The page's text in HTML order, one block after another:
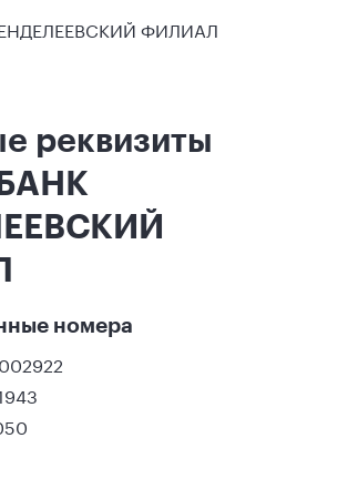
ФИЛИАЛ
реквизиты
номера